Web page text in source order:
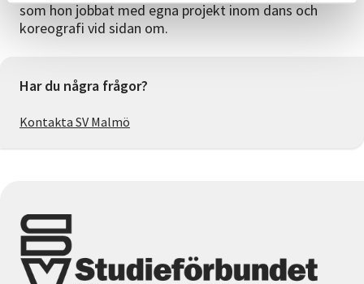
som hon jobbat med egna projekt inom dans och
koreografi vid sidan om.
Har du några frågor?
Kontakta SV Malmö